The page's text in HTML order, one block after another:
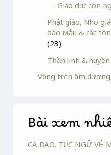
Giáo dục con
Phật giáo, Nho
đạo Mẫu & các
(23)
Thần linh &
Vòng tròn âm dương
Bài xem
CA DAO, TỤC NGỮ VỀ